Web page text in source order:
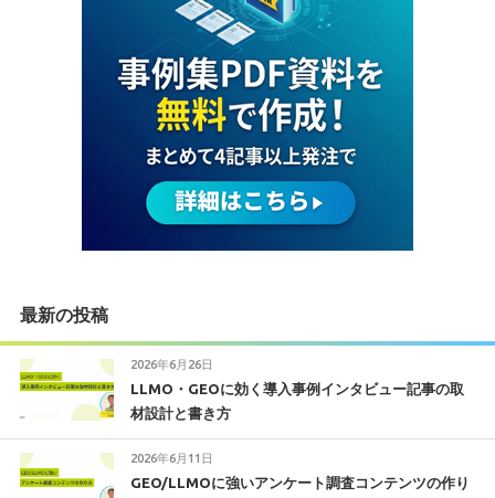
最新の投稿
2026年6月26日
LLMO・GEOに効く導入事例インタビュー記事の取
材設計と書き方
2026年6月11日
GEO/LLMOに強いアンケート調査コンテンツの作り